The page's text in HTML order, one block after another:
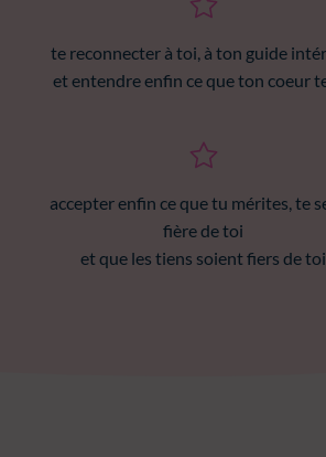
te reconnecter à toi, à ton guide
et entendre enfin ce que ton coeur
accepter enfin ce que tu mérites, te
fière de toi
et que les tiens soient fiers de toi